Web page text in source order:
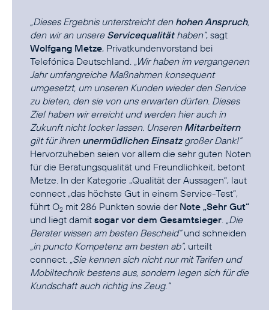
„Dieses Ergebnis unterstreicht den hohen Anspruch,
den wir an unsere Servicequalitäthaben“, sagt
Wolfgang Metze, Privatkundenvorstand bei
Telefónica Deutschland. „Wir haben im vergangenen
Jahr umfangreiche Maßnahmen konsequent
umgesetzt, um unseren Kunden wieder den Service
zu bieten, den sie von uns erwarten dürfen. Dieses
Ziel haben wir erreicht und werden hier auch in
Zukunft nicht locker lassen. Unseren Mitarbeitern
gilt für ihren unermüdlichen Einsatzgroßer Dank!“
Hervorzuheben seien vor allem die sehr guten Noten
für die Beratungsqualität und Freundlichkeit, betont
Metze. In der Kategorie „Qualität der Aussagen“, laut
connect „das höchste Gut in einem Service-Test“,
führt O2 mit 286 Punkten sowie der Note „Sehr Gut“
und liegt damit sogar vor dem Gesamtsieger „Die
Berater wissen am besten Bescheid“und schneiden
„in puncto Kompetenz am besten ab“, urteilt
connect. „Sie kennen sich nicht nur mit Tarifen und
Mobiltechnik bestens aus, sondern legen sich für die
Kundschaft auch richtig ins Zeug.“